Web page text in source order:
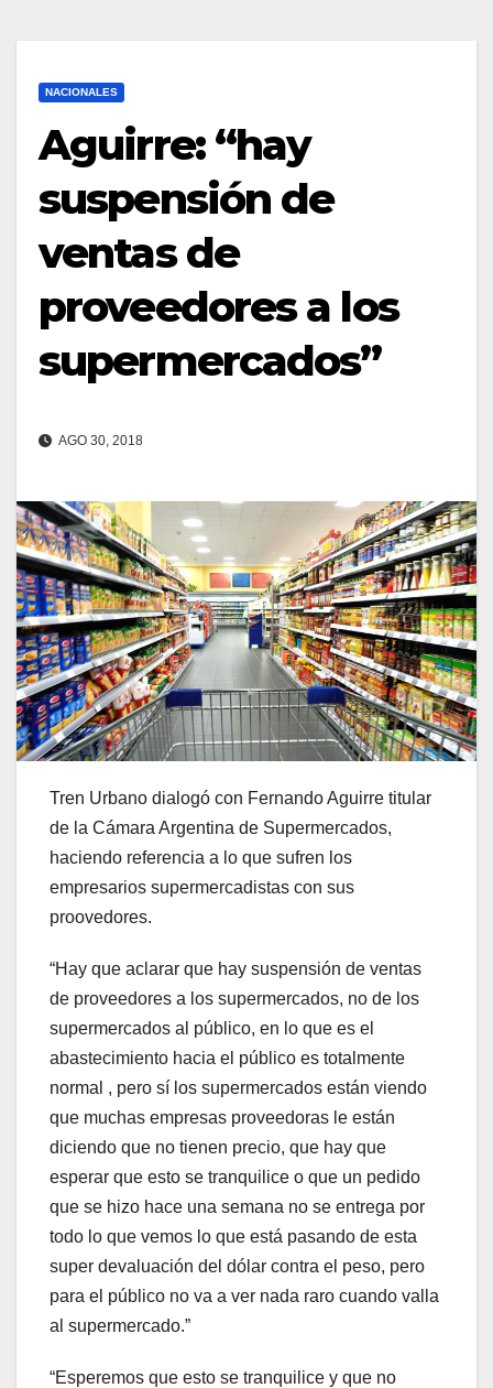
NACIONALES
Aguirre: “hay
suspensión de
ventas de
proveedores a los
supermercados”
AGO 30, 2018
Tren Urbano dialogó con Fernando Aguirre titular
de la Cámara Argentina de Supermercados,
haciendo referencia a lo que sufren los
empresarios supermercadistas con sus
proovedores.
“Hay que aclarar que hay suspensión de ventas
de proveedores a los supermercados, no de los
supermercados al público, en lo que es el
abastecimiento hacia el público es totalmente
normal , pero sí los supermercados están viendo
que muchas empresas proveedoras le están
diciendo que no tienen precio, que hay que
esperar que esto se tranquilice o que un pedido
que se hizo hace una semana no se entrega por
todo lo que vemos lo que está pasando de esta
super devaluación del dólar contra el peso, pero
para el público no va a ver nada raro cuando valla
al supermercado.”
“Esperemos que esto se tranquilice y que no